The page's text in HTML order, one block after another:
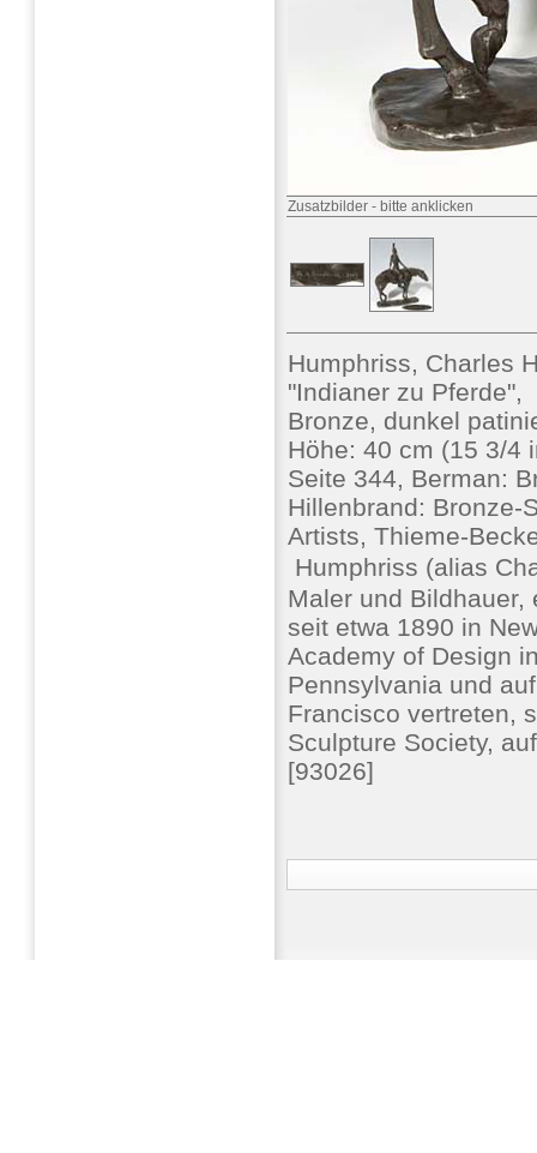
Zusatzbilder - bitte anklicken
Humphriss, Charles
"Indianer zu Pferde",
Bronze, dunkel
Höhe: 40 cm (15 3/4
Seite 344, Berman:
Hillenbrand: Bronze-
Artists, Thieme-
Humphriss (alias
Maler und
seit etwa 1890 in
Academy of Design
Pennsylvania und
Francisco vertreten,
Sculpture Society,
[93026]